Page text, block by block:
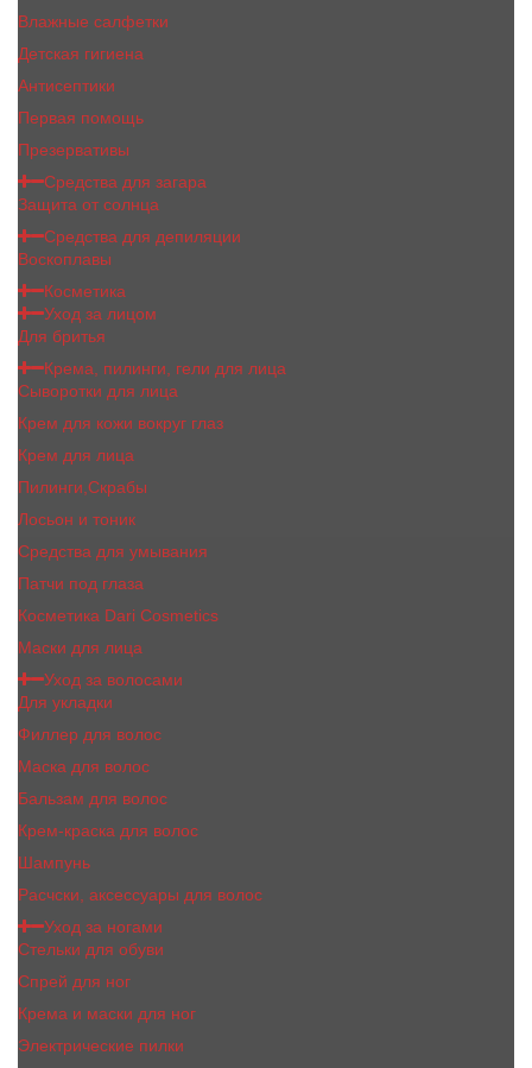
Влажные салфетки
Детская гигиена
Антисептики
Первая помощь
Презервативы
Средства для загара
Защита от солнца
Средства для депиляции
Воскоплавы
Косметика
Уход за лицом
Для бритья
Крема, пилинги, гели для лица
Сыворотки для лица
Крем для кожи вокруг глаз
Крем для лица
Пилинги,Скрабы
Лосьон и тоник
Средства для умывания
Патчи под глаза
Косметика Dari Cosmetics
Маски для лица
Уход за волосами
Для укладки
Филлер для волос
Маска для волос
Бальзам для волос
Крем-краска для волос
Шампунь
Расчски, аксессуары для волос
Уход за ногами
Стельки для обуви
Спрей для ног
Крема и маски для ног
Электрические пилки